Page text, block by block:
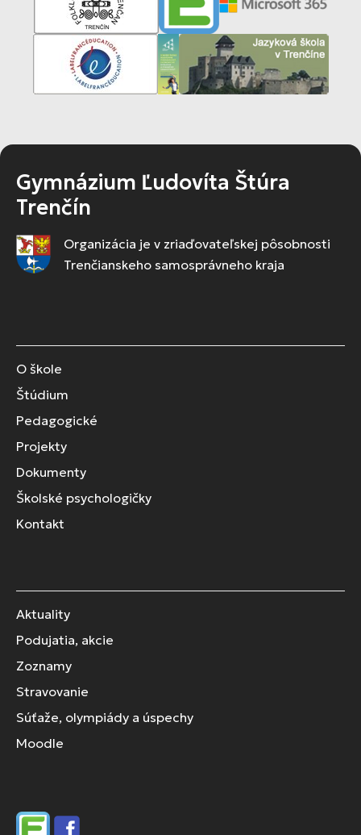
Gymnázium Ľudovíta Štúra
Trenčín
Organizácia je v zriaďovateľskej pôsobnosti
Trenčianskeho samosprávneho kraja
O škole
Štúdium
Pedagogické
Projekty
Dokumenty
Školské psychologičky
Kontakt
Aktuality
Podujatia, akcie
Zoznamy
Stravovanie
Súťaže, olympiády a úspechy
Moodle